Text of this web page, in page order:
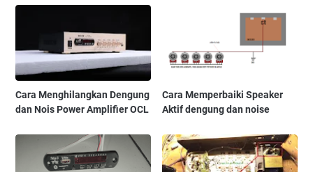
Cara Menghilangkan Dengung
dan Nois Power Amplifier OCL
Cara Memperbaiki Speaker
Aktif dengung dan noise